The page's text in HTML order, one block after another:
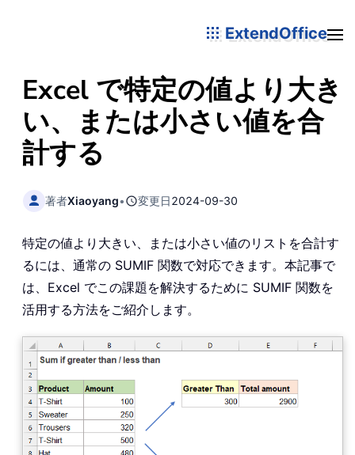
ExtendOffice
Excel で特定の値より大き
い、または小さい値を合
計する
著者Xiaoyang• 変更日2024-09-30
特定の値より大きい、または小さい値のリストを合計す
るには、通常の SUMIF 関数で対応できます。本記事で
は、Excel でこの課題を解決するために SUMIF 関数を
活用する方法をご紹介します。